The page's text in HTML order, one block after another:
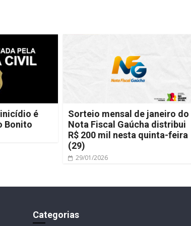
é
Bonito
Sorteio mensal de janeiro do
Nota Fiscal Gaúcha distribui
R$ 200 mil nesta quinta-feira
(29)
29/01/2026
Categorias